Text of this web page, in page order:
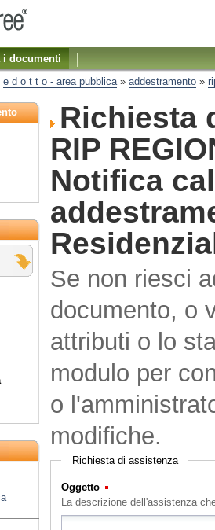
i documenti
e d o t t o - area pubblica» addestramento»
Richiesta
RIP
Notifica
Se non riesci
documento, o
attributi o lo
modulo per
o
modifiche.
Richiesta di assistenza
Oggetto
La descrizione dell'assistenza